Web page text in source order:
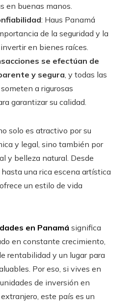
en buenas manos.
: Haus Panamá
de la seguridad y la
en bienes raíces.
se efectúan de
y segura , y todas las
a rigurosas
garantizar su calidad.
solo es atractivo por su
y legal, sino también por
y belleza natural. Desde
una rica escena artística
un estilo de vida
en Panamá significa
en constante crecimiento,
rentabilidad y un lugar para
Por eso, si vives en
de inversión en
este país es un